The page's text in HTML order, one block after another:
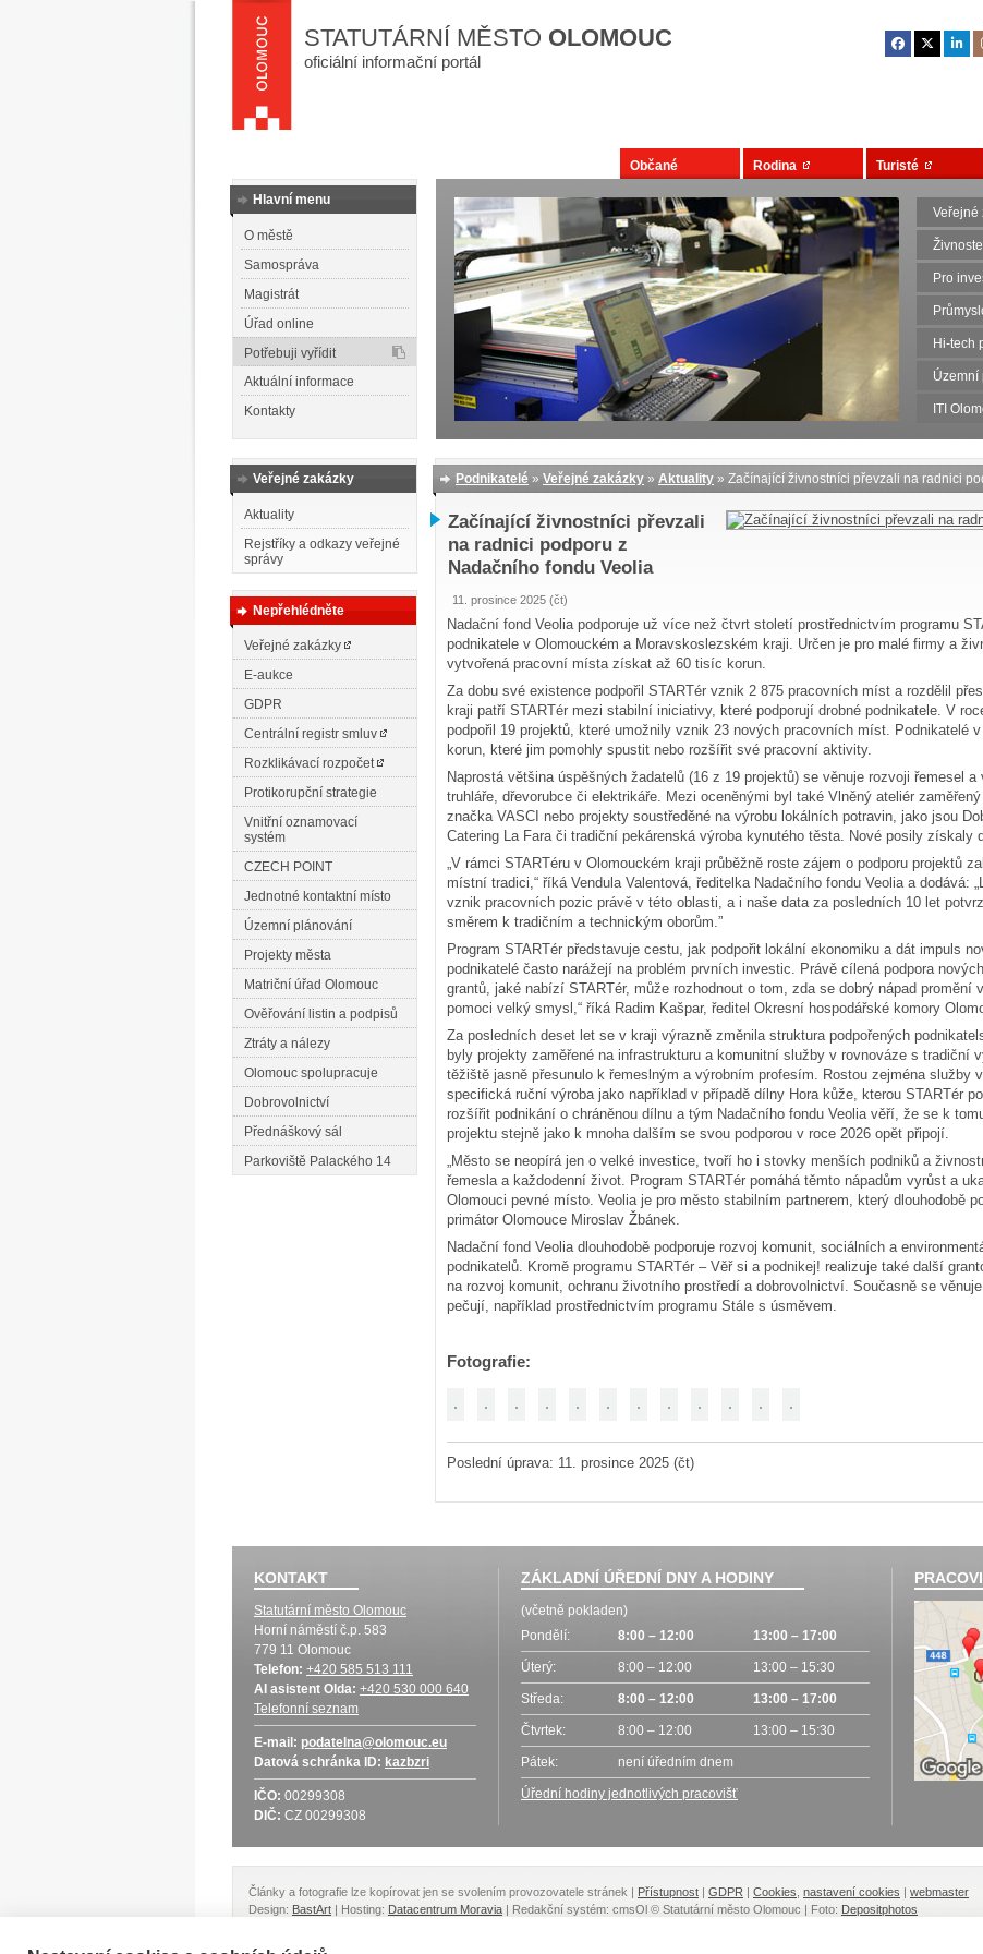
STATUTÁRNÍ MĚSTO OLOMOUC
oficiální informační portál
Hlavní menu
O městě
Samospráva
Magistrát
Úřad online
Potřebuji vyřídit
Aktuální informace
Kontakty
Občané Rodina Turisté
Veřejné
Pro
Hi-tech
Územní
ITI
Veřejné zakázky
Aktuality
Rejstříky a odkazy veřejné
správy
Nepřehlédněte
Veřejné zakázky
E-aukce
GDPR
Centrální registr smluv
Rozklikávací rozpočet
Protikorupční strategie
Vnitřní oznamovací
systém
CZECH POINT
Jednotné kontaktní místo
Územní plánování
Projekty města
Matriční úřad Olomouc
Ověřování listin a podpisů
Ztráty a nálezy
Olomouc spolupracuje
Dobrovolnictví
Přednáškový sál
Parkoviště Palackého 14
Podnikatelé » Veřejné zakázky » Aktuality » Začínající živnostníci převzali na radnici
Začínající živnostníci převzali
na radnici podporu z
Nadačního fondu Veolia
11. prosince 2025 (čt)
Nadační fond Veolia podporuje už více než čtvrt století prostřednictvím programu
podnikatele v Olomouckém a Moravskoslezském kraji. Určen je pro malé firmy a
vytvořená pracovní místa získat až 60 tisíc korun.
Za dobu své existence podpořil STARTér vznik 2 875 pracovních míst a rozdělil
kraji patří STARTér mezi stabilní iniciativy, které podporují drobné podnikatele. V
podpořil 19 projektů, které umožnily vznik 23 nových pracovních míst. Podnikatelé
korun, které jim pomohly spustit nebo rozšířit své pracovní aktivity.
Naprostá většina úspěšných žadatelů (16 z 19 projektů) se věnuje rozvoji řemesel a
truhláře, dřevorubce či elektrikáře. Mezi oceněnými byl také Vlněný ateliér
značka VASCI nebo projekty soustředěné na výrobu lokálních potravin, jako jsou
Catering La Fara či tradiční pekárenská výroba kynutého těsta. Nové posily získaly
„V rámci STARTéru v Olomouckém kraji průběžně roste zájem o podporu projektů
místní tradici,“ říká Vendula Valentová, ředitelka Nadačního fondu Veolia a dodává:
vznik pracovních pozic právě v této oblasti, a i naše data za posledních 10 let
směrem k tradičním a technickým oborům.”
Program STARTér představuje cestu, jak podpořit lokální ekonomiku a dát impuls
podnikatelé často narážejí na problém prvních investic. Právě cílená podpora
grantů, jaké nabízí STARTér, může rozhodnout o tom, zda se dobrý nápad promění
pomoci velký smysl,“ říká Radim Kašpar, ředitel Okresní hospodářské komory
Za posledních deset let se v kraji výrazně změnila struktura podpořených
byly projekty zaměřené na infrastrukturu a komunitní služby v rovnováze s tradiční
těžiště jasně přesunulo k řemeslným a výrobním profesím. Rostou zejména služby
specifická ruční výroba jako například v případě dílny Hora kůže, kterou STARTér
rozšířit podnikání o chráněnou dílnu a tým Nadačního fondu Veolia věří, že se k
projektu stejně jako k mnoha dalším se svou podporou v roce 2026 opět připojí.
„Město se neopírá jen o velké investice, tvoří ho i stovky menších podniků a
řemesla a každodenní život. Program STARTér pomáhá těmto nápadům vyrůst a
Olomouci pevné místo. Veolia je pro město stabilním partnerem, který dlouhodobě
primátor Olomouce Miroslav Žbánek.
Nadační fond Veolia dlouhodobě podporuje rozvoj komunit, sociálních a
podnikatelů. Kromě programu STARTér – Věř si a podnikej! realizuje také další
na rozvoj komunit, ochranu životního prostředí a dobrovolnictví. Současně se
pečují, například prostřednictvím programu Stále s úsměvem.
Fotografie:
Poslední úprava: 11. prosince 2025 (čt)
KONTAKT
Statutární město Olomouc
Horní náměstí č.p. 583
779 11 Olomouc
Telefon: +420 585 513 111
AI asistent Olda: +420 530 000 640
Telefonní seznam
E-mail: podatelna@olomouc.eu
Datová schránka ID: kazbzri
IČO: 00299308
DIČ: CZ 00299308
ZÁKLADNÍ ÚŘEDNÍ DNY A HODINY
(včetně pokladen)
Pondělí:
8:00 – 12:00 13:00 – 17:00
Úterý: 8:00 – 12:00 13:00 – 15:30
Středa: 8:00 – 12:00 13:00 – 17:00
Čtvrtek: 8:00 – 12:00 13:00 – 15:30
Pátek: není úředním dnem
Úřední hodiny jednotlivých pracovišť
Články a fotografie lze kopírovat jen se svolením provozovatele stránek | Přístupnost | GDPR | Cookies nastavení cookies | webmaster
Design: BastArt | Hosting: Datacentrum Moravia | Redakční systém: cmsOl © Statutární město Olomouc | Foto: Depositphotos